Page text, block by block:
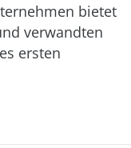
bietet
verwandten
ersten